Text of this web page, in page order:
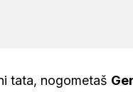
tata, nogometaš